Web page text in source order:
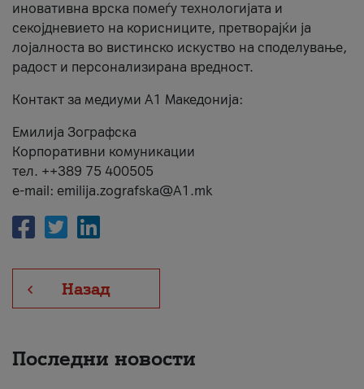
иновативна врска помеѓу технологијата и
секојдневието на корисниците, претворајќи ја
лојалноста во вистинско искуство на споделување,
радост и персонализирана вредност.
Контакт за медиуми А1 Македонија:
Емилија Зографска
Корпоративни комуникации
тел. ++389 75 400505
e-mail: emilija.zografska@A1.mk
Назад
Последни новости